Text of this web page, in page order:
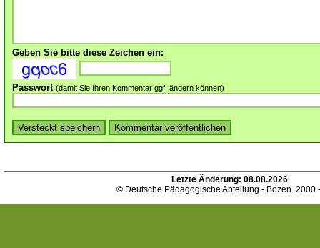
Geben Sie bitte diese Zeichen ein:
Passwort (damit Sie Ihren Kommentar ggf. ändern können)
Letzte Änderung: 08.08.2026
© Deutsche Pädagogische Abteilung - Bozen. 2000